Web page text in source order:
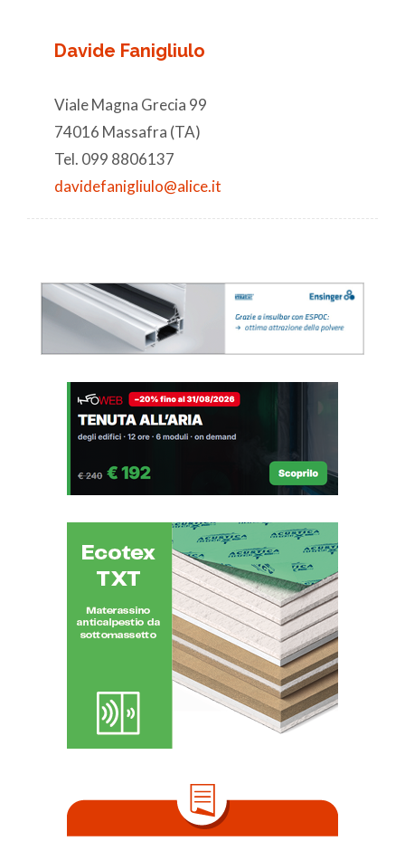
Davide Fanigliulo
Viale Magna Grecia 99
74016 Massafra (TA)
Tel. 099 8806137
davidefanigliulo@alice.it